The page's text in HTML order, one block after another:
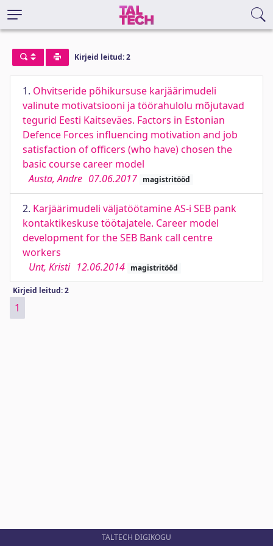
Kirjeid leitud: 2
1. Ohvitseride põhikursuse karjäärimudeli
valinute motivatsiooni ja töörahulolu mõjutavad
tegurid Eesti Kaitseväes. Factors in Estonian
Defence Forces influencing motivation and job
satisfaction of officers (who have) chosen the
basic course career model
Austa, Andre 07.06.2017 magistritööd
2. Karjäärimudeli väljatöötamine AS-i SEB pank
kontaktikeskuse töötajatele. Career model
development for the SEB Bank call centre
workers
Unt, Kristi 12.06.2014 magistritööd
Kirjeid leitud: 2
1
TALTECH DIGIKOGU